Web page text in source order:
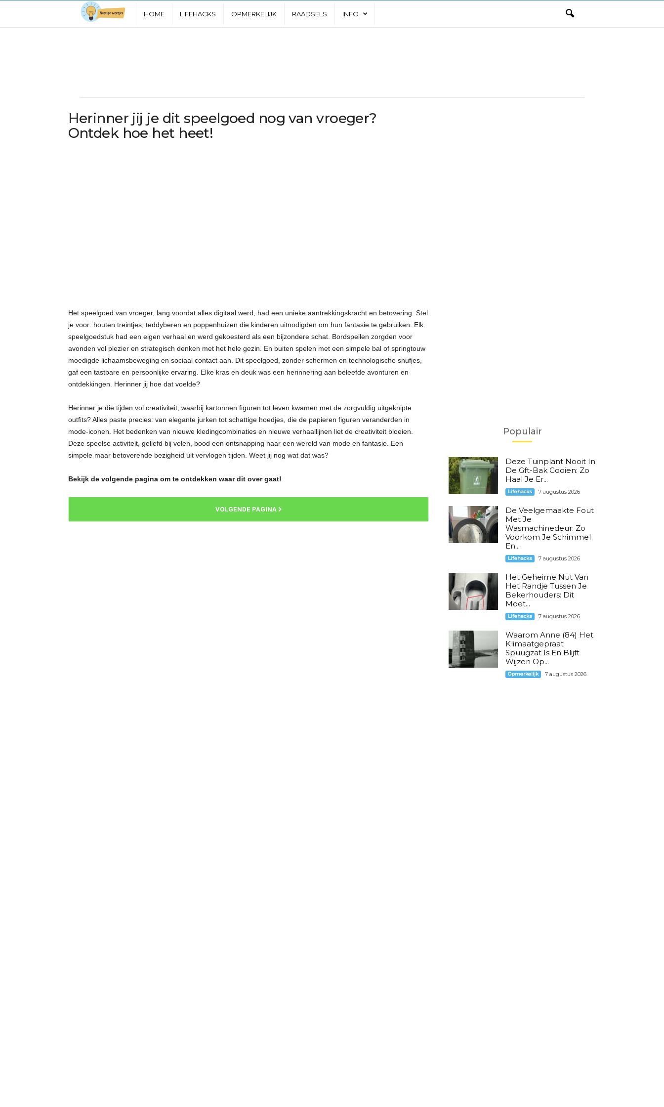
i
HOME LIFEHACKS OPMERKELIJK RAADSELS INFO
Herinner jij je dit speelgoed nog van vroeger?
Ontdek hoe het heet!
Het speelgoed van vroeger, lang voordat alles digitaal werd, had een unieke aantrekkingskracht en betovering. Stel
je voor: houten treintjes, teddyberen en poppenhuizen die kinderen uitnodigden om hun fantasie te gebruiken. Elk
speelgoedstuk had een eigen verhaal en werd gekoesterd als een bijzondere schat. Bordspellen zorgden voor
avonden vol plezier en strategisch denken met het hele gezin. En buiten spelen met een simpele bal of springtouw
moedigde lichaamsbeweging en sociaal contact aan. Dit speelgoed, zonder schermen en technologische snufjes,
gaf een tastbare en persoonlijke ervaring. Elke kras en deuk was een herinnering aan beleefde avonturen en
ontdekkingen. Herinner jij hoe dat voelde?
Herinner je die tijden vol creativiteit, waarbij kartonnen figuren tot leven kwamen met de zorgvuldig uitgeknipte
outfits? Alles paste precies: van elegante jurken tot schattige hoedjes, die de papieren figuren veranderden in
mode-iconen. Het bedenken van nieuwe kledingcombinaties en nieuwe verhaallijnen liet de creativiteit bloeien.
Deze speelse activiteit, geliefd bij velen, bood een ontsnapping naar een wereld van mode en fantasie. Een
simpele maar betoverende bezigheid uit vervlogen tijden. Weet jij nog wat dat was?
Bekijk de volgende pagina om te ontdekken waar dit over gaat!
VOLGENDE PAGINA
Populair
Deze Tuinplant Nooit In
De Gft-Bak Gooien: Zo
Haal Je Er...
Lifehacks 7 augustus 2026
De Veelgemaakte Fout
Met Je
Wasmachinedeur: Zo
Voorkom Je Schimmel
En...
Lifehacks 7 augustus 2026
Het Geheime Nut Van
Het Randje Tussen Je
Bekerhouders: Dit
Moet...
Lifehacks 7 augustus 2026
Waarom Anne (84) Het
Klimaatgepraat
Spuugzat Is En Blijft
Wijzen Op...
Opmerkelijk 7 augustus 2026